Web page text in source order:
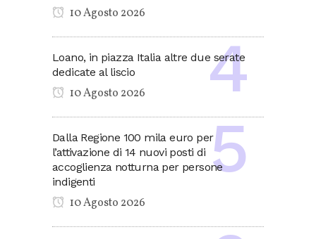
10 Agosto 2026
Loano, in piazza Italia altre due serate
dedicate al liscio
10 Agosto 2026
Dalla Regione 100 mila euro per
l’attivazione di 14 nuovi posti di
accoglienza notturna per persone
indigenti
10 Agosto 2026